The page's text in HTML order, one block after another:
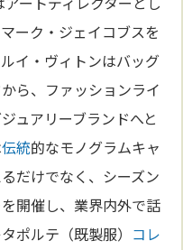
ーク・ジェイコブスを
イ・ヴィトンはバッグ
ら、ファッションライ
ュアリーブランドへと
伝統的なモノグラムキャ
だけでなく、シーズン
開催し、業界内外で話
ポルテ（既製服） コレ